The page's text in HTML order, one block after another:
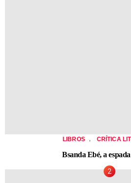
LIBROS , CRÍTICA
Bsanda Ebé, a